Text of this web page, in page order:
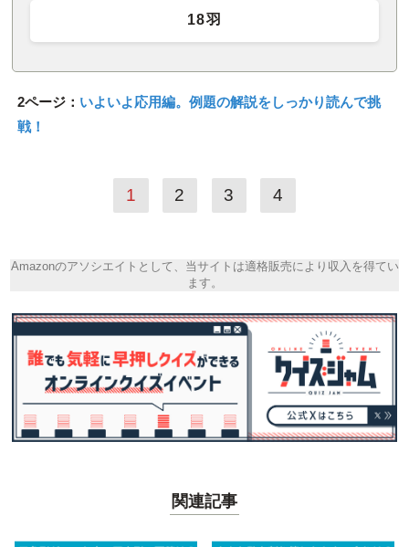
18羽
2ページ： いよいよ応用編。例題の解説をしっかり読んで挑
戦！
1 2 3 4
Amazonのアソシエイトとして、当サイトは適格販売により収入を得てい
ます。
関連記事